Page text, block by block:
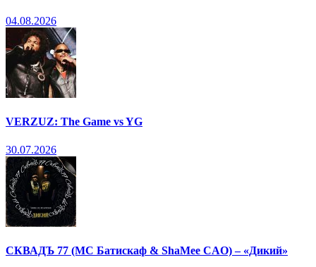
04.08.2026
VERZUZ: The Game vs YG
30.07.2026
СКВАДЪ 77 (МС Батискаф & ShaMee CAO) – «Дикий»